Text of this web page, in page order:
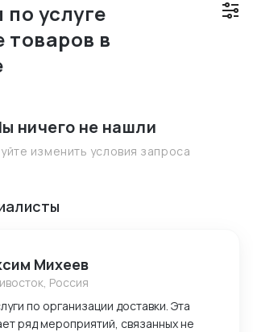
услуге
товаров в
ничего не нашли
изменить условия запроса
Михеев
Россия
по организации доставки. Эта
ряд мероприятий, связанных не